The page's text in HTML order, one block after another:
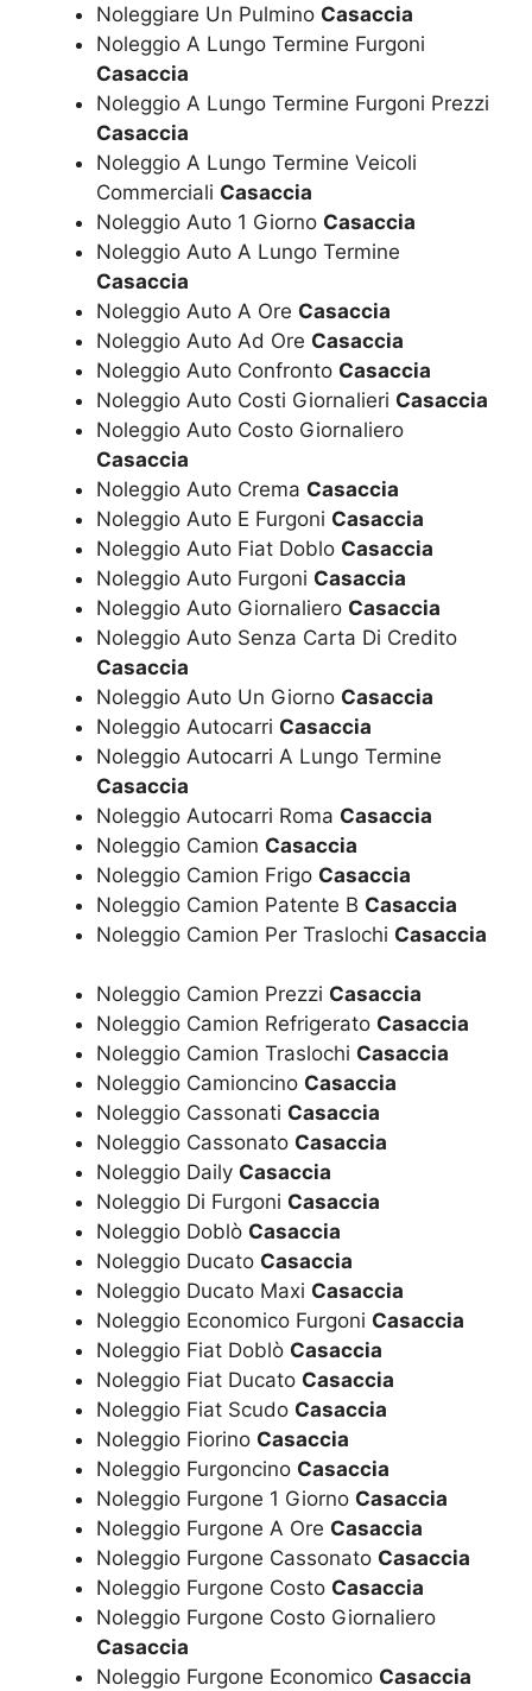
Noleggiare Un Pulmino Casaccia
Noleggio A Lungo Termine Furgoni
Casaccia
Noleggio A Lungo Termine Furgoni Prezzi
Casaccia
Noleggio A Lungo Termine Veicoli
Commerciali Casaccia
Noleggio Auto 1 Giorno Casaccia
Noleggio Auto A Lungo Termine
Casaccia
Noleggio Auto A Ore Casaccia
Noleggio Auto Ad Ore Casaccia
Noleggio Auto Confronto Casaccia
Noleggio Auto Costi Giornalieri Casaccia
Noleggio Auto Costo Giornaliero
Casaccia
Noleggio Auto Crema Casaccia
Noleggio Auto E Furgoni Casaccia
Noleggio Auto Fiat Doblo Casaccia
Noleggio Auto Furgoni Casaccia
Noleggio Auto Giornaliero Casaccia
Noleggio Auto Senza Carta Di Credito
Casaccia
Noleggio Auto Un Giorno Casaccia
Noleggio Autocarri Casaccia
Noleggio Autocarri A Lungo Termine
Casaccia
Noleggio Autocarri Roma Casaccia
Noleggio Camion Casaccia
Noleggio Camion Frigo Casaccia
Noleggio Camion Patente B Casaccia
Noleggio Camion Per Traslochi Casaccia
Noleggio Camion Prezzi Casaccia
Noleggio Camion Refrigerato Casaccia
Noleggio Camion Traslochi Casaccia
Noleggio Camioncino Casaccia
Noleggio Cassonati Casaccia
Noleggio Cassonato Casaccia
Noleggio Daily Casaccia
Noleggio Di Furgoni Casaccia
Noleggio Doblò Casaccia
Noleggio Ducato Casaccia
Noleggio Ducato Maxi Casaccia
Noleggio Economico Furgoni Casaccia
Noleggio Fiat Doblò Casaccia
Noleggio Fiat Ducato Casaccia
Noleggio Fiat Scudo Casaccia
Noleggio Fiorino Casaccia
Noleggio Furgoncino Casaccia
Noleggio Furgone 1 Giorno Casaccia
Noleggio Furgone A Ore Casaccia
Noleggio Furgone Cassonato Casaccia
Noleggio Furgone Costo Casaccia
Noleggio Furgone Costo Giornaliero
Casaccia
Noleggio Furgone Economico Casaccia